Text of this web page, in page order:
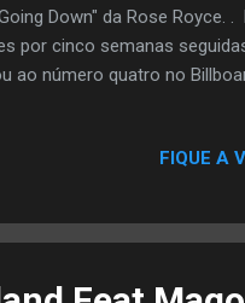
Down" da Rose Royce.
por cinco semanas
ao número quatro no
rap N º 1 Top 40 Rítmica #
Jim Jones . J...
FIQUE A